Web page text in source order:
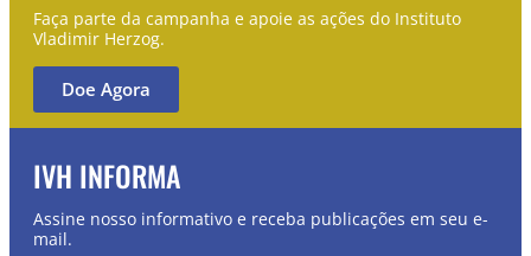
Faça parte da campanha e apoie as ações do Instituto
Vladimir Herzog.
Doe Agora
IVH INFORMA
Assine nosso informativo e receba publicações em seu e-
mail.